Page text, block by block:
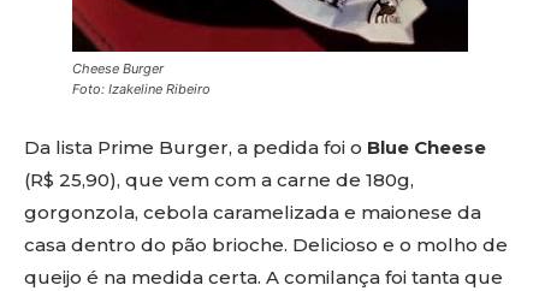
Cheese Burger
Foto: Izakeline Ribeiro
Da lista Prime Burger, a pedida foi o Blue Cheese
(R$ 25,90), que vem com a carne de 180g,
gorgonzola, cebola caramelizada e maionese da
casa dentro do pão brioche. Delicioso e o molho de
queijo é na medida certa. A comilança foi tanta que